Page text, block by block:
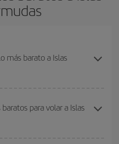
más barato a Islas
compras con antelación y
y horarios de ida y vuelta.
para volar a Islas